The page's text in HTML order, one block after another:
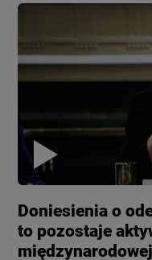
Doniesienia o
to pozostaje
międzynarodowej